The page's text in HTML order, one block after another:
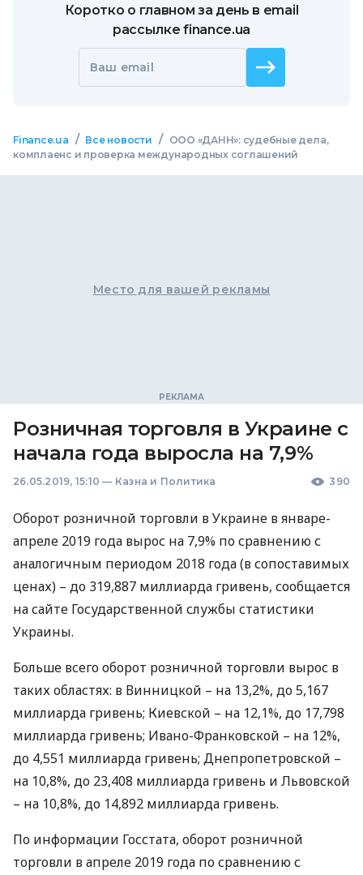
Коротко о главном за день в email
рассылке finance.ua
Ваш email
Finance.ua / Все новости /
ООО «ДАНН»: судебные дела,
комплаенс и проверка международных соглашений
Место для вашей рекламы
Розничная торговля в Украине с
начала года выросла на 7,9%
26.05.2019, 15:10 — Казна и Политика 390
Оборот розничной торговли в Украине в январе-
апреле 2019 года вырос на 7,9% по сравнению с
аналогичным периодом 2018 года (в сопоставимых
ценах) – до 319,887 миллиарда гривень, сообщается
на сайте Государственной службы статистики
Украины.
Больше всего оборот розничной торговли вырос в
таких областях: в Винницкой – на 13,2%, до 5,167
миллиарда гривень; Киевской – на 12,1%, до 17,798
миллиарда гривень; Ивано-Франковской – на 12%,
до 4,551 миллиарда гривень; Днепропетровской –
на 10,8%, до 23,408 миллиарда гривень и Львовской
– на 10,8%, до 14,892 миллиарда гривень.
По информации Госстата, оборот розничной
торговли в апреле 2019 года по сравнению с